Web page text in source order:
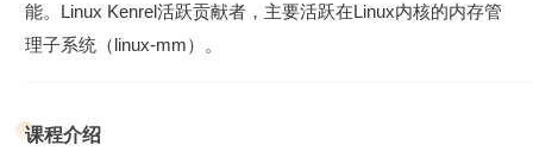
能。Linux Kenrel活跃贡献者，主要活跃在Linux内核的内存管
理子系统（linux-mm）。
课程介绍